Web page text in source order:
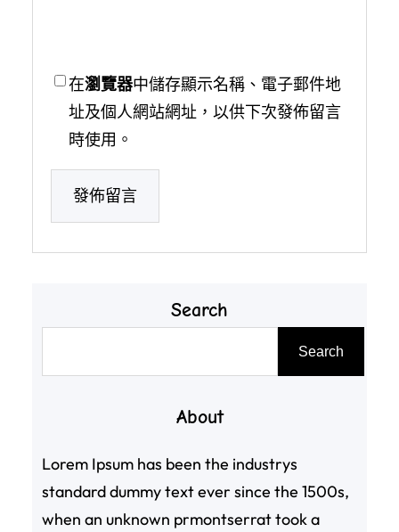
在瀏覽器中儲存顯示名稱、電子郵件地
址及個人網站網址，以供下次發佈留言
時使用。
Search
Search
About
Lorem Ipsum has been the industrys
standard dummy text ever since the 1500s,
when an unknown prmontserrat took a